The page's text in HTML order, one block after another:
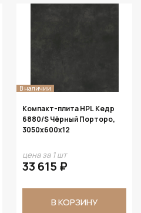
В наличии
Компакт-плита HPL Кедр
6880/S Чёрный Порторо,
3050х600х12
цена за 1 шт
33 615 ₽
В КОРЗИНУ